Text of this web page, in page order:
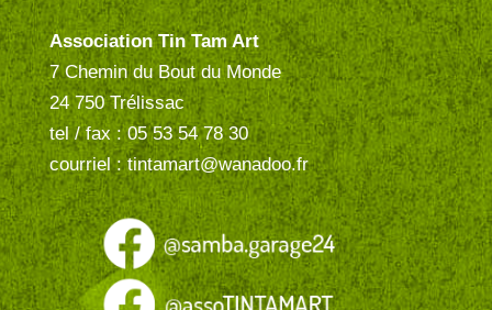
Association Tin Tam Art
7 Chemin du Bout du Monde
24 750 Trélissac
tel / fax : 05 53 54 78 30
courriel : tintamart@wanadoo.fr